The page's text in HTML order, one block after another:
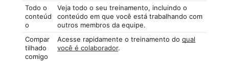
Todo o
conteúd
o
Veja todo o seu treinamento, incluindo o
conteúdo em que você está trabalhando com
outros membros da equipe.
Compar
tilhado
comigo
Acesse rapidamente o treinamento doqual
você é colaborador.